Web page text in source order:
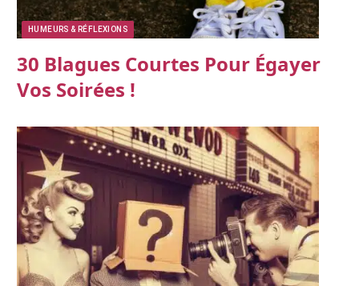
HUMEURS & RÉFLEXIONS
30 Blagues Courtes Pour Égayer
Vos Soirées !